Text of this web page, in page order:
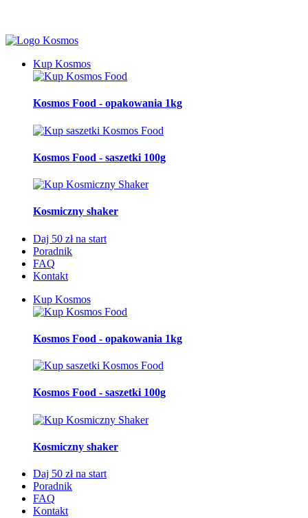
Kup Kosmos
Kosmos Food - opakowania 1kg
Kosmos Food - saszetki 100g
Kosmiczny shaker
Daj 50 zł na start
Poradnik
FAQ
Kontakt
Kup Kosmos
Kosmos Food - opakowania 1kg
Kosmos Food - saszetki 100g
Kosmiczny shaker
Daj 50 zł na start
Poradnik
FAQ
Kontakt